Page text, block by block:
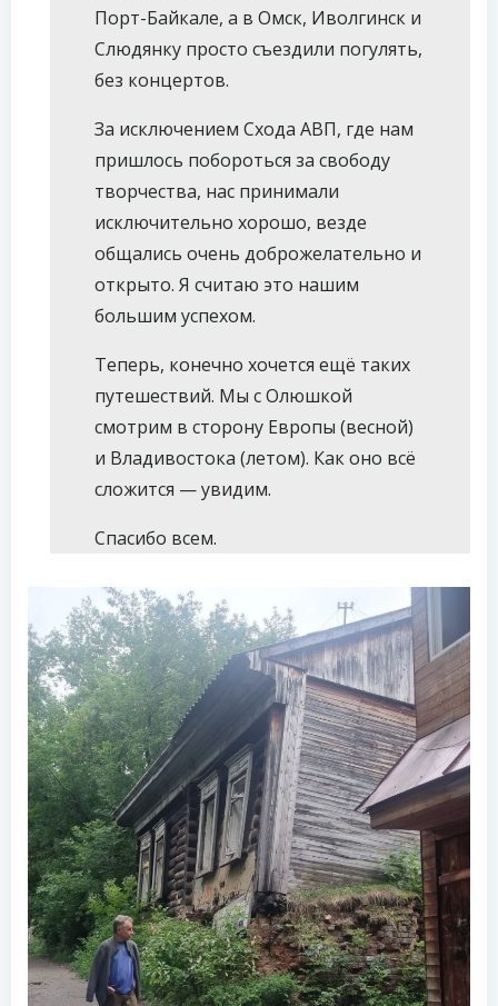
Порт-Байкале, а в Омск, Иволгинск и
Слюдянку просто съездили погулять,
без концертов.
За исключением Схода АВП, где нам
пришлось побороться за свободу
творчества, нас принимали
исключительно хорошо, везде
общались очень доброжелательно и
открыто. Я считаю это нашим
большим успехом.
Теперь, конечно хочется ещё таких
путешествий. Мы с Олюшкой
смотрим в сторону Европы (весной)
и Владивостока (летом). Как оно всё
сложится — увидим.
Спасибо всем.